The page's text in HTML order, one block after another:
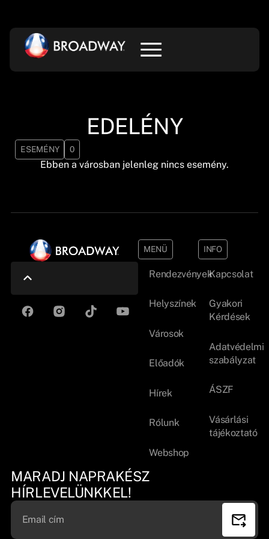
EDELÉNY
ESEMÉNY 0
Ebben a városban jelenleg nincs esemény.
MENÜ
Rendezvények
Helyszínek
Városok
Előadók
Hírek
Rólunk
Webshop
INFO
Kapcsolat
Gyakori
Kérdések
Adatvédelmi
szabályzat
ÁSZF
Vásárlási
tájékoztató
MARADJ NAPRAKÉSZ
HÍRLEVELÜNKKEL!